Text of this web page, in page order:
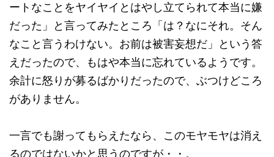
ートなことをヤイヤイとはやし立てられて本当に嫌
だった」と言ってみたところ「は？なにそれ。そん
なこと言うわけない。お前は被害妄想だ」という答
えだったので、もはや本当に忘れているようです。
余計に怒りが募るばかりだったので、ぶつけどころ
がありません。
一言でも謝ってもらえたなら、このモヤモヤは消え
るのではないかと思うのですが・・。